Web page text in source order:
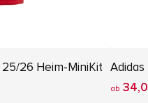
26 Heim-MiniKit
ab